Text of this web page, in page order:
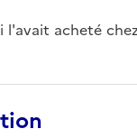
acheté